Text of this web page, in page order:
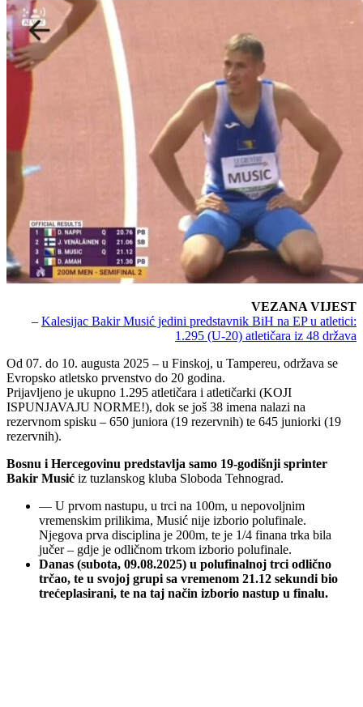
VEZANA VIJEST
– Kalesijac Bakir Musić jedini predstavnik BiH na EP u atletici:
1.295 (U-20) atletičara iz 48 država
Od 07. do 10. augusta 2025 – u Finskoj, u Tampereu, održava se
Evropsko atletsko prvenstvo do 20 godina.
Prijavljeno je ukupno 1.295 atletičara i atletičarki (KOJI
ISPUNJAVAJU NORME!), dok se još 38 imena nalazi na
rezervnom spisku – 650 juniora (19 rezervnih) te 645 juniorki (19
rezervnih).
Bosnu i Hercegovinu predstavlja samo 19-godišnji sprinter
Bakir Musić iz tuzlanskog kluba Sloboda Tehnograd.
— U prvom nastupu, u trci na 100m, u nepovoljnim
vremenskim prilikima, Musić nije izborio polufinale.
Njegova prva disciplina je 200m, te je 1/4 finana trka bila
jučer – gdje je odličnom trkom izborio polufinale.
Danas (subota, 09.08.2025) u polufinalnoj trci odlično
trčao, te u svojoj grupi sa vremenom 21.12 sekundi bio
trećeplasirani, te na taj način izborio nastup u finalu.